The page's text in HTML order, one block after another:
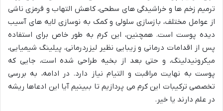
ترمیم زخم ها و خراشیدگی های سطحی، کاهش التهاب و قرمزی ناشی
از عوامل مختلف، بازسازی سلولی و کمک به نوسازی لایه های آسیب
دیده پوست است. همچنین، این کرم به طور خاص برای استفاده
پس از اقدامات درمانی و زیبایی نظیر لیزردرمانی، پیلینگ شیمیایی،
میکرونیدلینگ، و حتی بعد از بخیه طراحی شده است، جایی که
پوست به نهایت مراقبت و التیام نیاز دارد. در ادامه، به بررسی
تخصصی ترکیبات این کرم می پردازیم تا ببینیم آیا این ادعاها ریشه
در علم دارند یا خیر.